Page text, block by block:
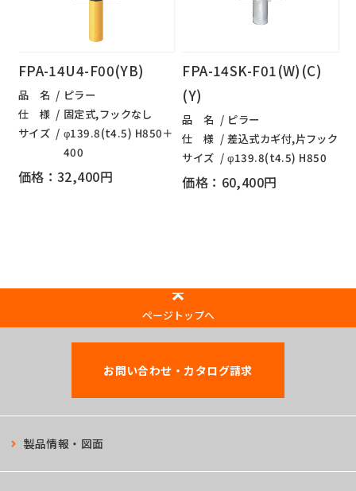
FPA-14U4-F00(YB)
品 名
ピラー
仕 様
固定式,フックなし
サイズ
φ139.8(t4.5) H850＋
400
価格：32,400円
FPA-14SK-F01(W)(C)
(Y)
品 名
ピラー
仕 様
差込式カギ付,片フック
サイズ
φ139.8(t4.5) H850
価格：60,400円
ページトップへ
製品情報・図面
お問い合わせ・カタログ請求